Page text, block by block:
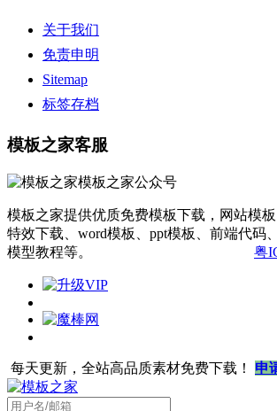
关于我们
免责申明
Sitemap
标签存档
模板之家客服
模板之家提供优质免费模板下载，网站模
特效下载、word模板、ppt模板、前端代码
模型教程等。
粤
每天更新，全站高品质素材免费下载！ 申